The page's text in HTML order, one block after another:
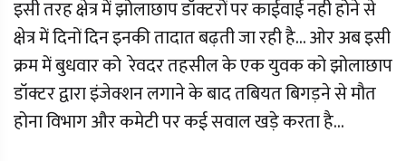
इसी तरह क्षेत्र में झोलाछाप डॉक्टरों पर काईवाई नही होने से
क्षेत्र में दिनों दिन इनकी तादात बढ़ती जा रही है... ओर अब इसी
क्रम में बुधवार को रेवदर तहसील के एक युवक को झोलाछाप
डॉक्टर द्वारा इंजेक्शन लगाने के बाद तबियत बिगड़ने से मौत
होना विभाग और कमेटी पर कई सवाल खड़े करता है...